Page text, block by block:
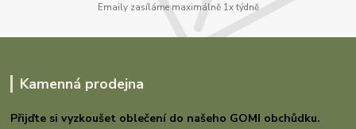
Emaily zasíláme maximálně 1x týdně
Kamenná prodejna
Přijďte si vyzkoušet oblečení do našeho GOMI obchůdku.